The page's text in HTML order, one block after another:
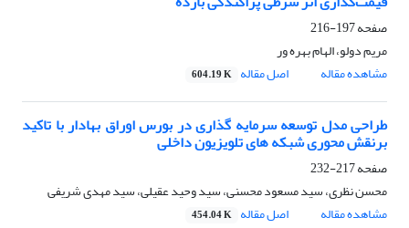
صفحه197-216
مریم دولو، الهام بهره ور
مشاهده مقاله
اصل مقاله 604.19 K
طراحی مدل توسعه سرمایه گذاری در بورس اوراق بهادار با تاکید
برنقش محوری شبکه های تلویزیون داخلی
صفحه217-232
محسن نظری، سید مسعود محسنی، سید وحید عقیلی، سید مهدی شریفی
مشاهده مقاله
اصل مقاله 454.04 K